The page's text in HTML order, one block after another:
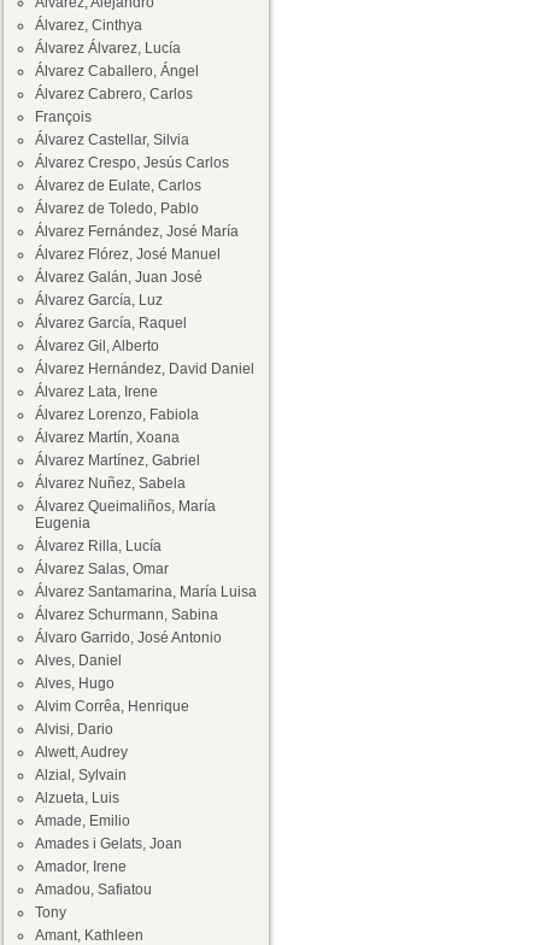
Álvarez, Cinthya
Álvarez Álvarez, Lucía
Álvarez Caballero, Ángel
Álvarez Cabrero, Carlos
François
Álvarez Castellar, Silvia
Álvarez Crespo, Jesús Carlos
Álvarez de Eulate, Carlos
Álvarez de Toledo, Pablo
Álvarez Fernández, José María
Álvarez Flórez, José Manuel
Álvarez Galán, Juan José
Álvarez García, Luz
Álvarez García, Raquel
Álvarez Gil, Alberto
Álvarez Hernández, David Daniel
Álvarez Lata, Irene
Álvarez Lorenzo, Fabiola
Álvarez Martín, Xoana
Álvarez Martínez, Gabriel
Álvarez Nuñez, Sabela
Álvarez Queimaliños, María
Eugenia
Álvarez Rilla, Lucía
Álvarez Salas, Omar
Álvarez Santamarina, María Luisa
Álvarez Schurmann, Sabina
Álvaro Garrido, José Antonio
Alves, Daniel
Alves, Hugo
Alvim Corrêa, Henrique
Alvisi, Dario
Alwett, Audrey
Alzial, Sylvain
Alzueta, Luis
Amade, Emilio
Amades i Gelats, Joan
Amador, Irene
Amadou, Safiatou
Tony
Amant, Kathleen